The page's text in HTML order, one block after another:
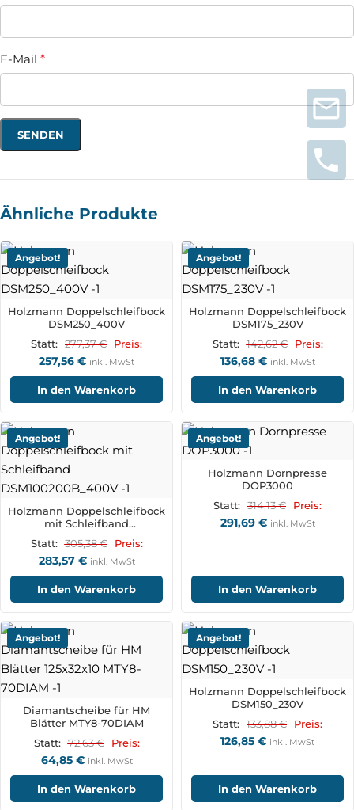
E-Mail *
Ähnliche Produkte
Angebot!
Holzmann Doppelschleifbock
DSM250_400V
Statt: 277,37€ Preis:
257,56 € inkl. MwSt
In den Warenkorb
Angebot!
Holzmann Doppelschleifbock
DSM175_230V
Statt: 142,62€ Preis:
136,68 € inkl. MwSt
In den Warenkorb
Angebot!
Holzmann Doppelschleifbock
mit Schleifband
Statt: 305,38€ Preis:
283,57 € inkl. MwSt
In den Warenkorb
Angebot!
Holzmann Dornpresse
DOP3000
Statt: 314,13€ Preis:
291,69 € inkl. MwSt
In den Warenkorb
Angebot!
Diamantscheibe für HM
Blätter MTY8-70DIAM
Statt: 72,63€ Preis:
64,85 € inkl. MwSt
In den Warenkorb
Angebot!
Holzmann Doppelschleifbock
DSM150_230V
Statt: 133,88€ Preis:
126,85 € inkl. MwSt
In den Warenkorb